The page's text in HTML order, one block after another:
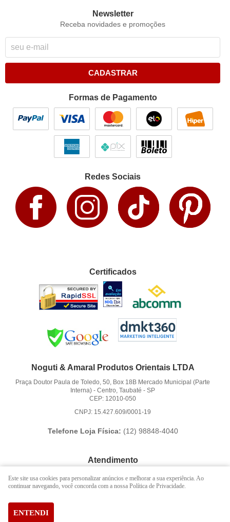
Newsletter
Receba novidades e promoções
CADASTRAR
Formas de Pagamento
Redes Sociais
Certificados
Noguti & Amaral Produtos Orientais LTDA
Praça Doutor Paula de Toledo, 50, Box 18B Mercado Municipal (Parte
Interna) -Centro, Taubaté -SP
CEP: 12010-050
CNPJ: 15.427.609/0001-19
Telefone Loja Física: (12) 98848-4040
Atendimento
(12) 3621-6262
(12)98848-4040
Este site usa cookies para personalizar anúncios e melhorar a sua experiência. Ao
continuar navegando, você concorda com a nossa Política de Privacidade.
ENTENDI